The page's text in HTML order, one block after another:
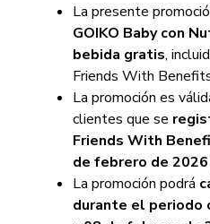
La presente
GOIKO Baby con
bebida gratis,
Friends With
La promoción es
clientes que se
Friends With
de febrero de 2026
La promoción podrá
durante el periodo